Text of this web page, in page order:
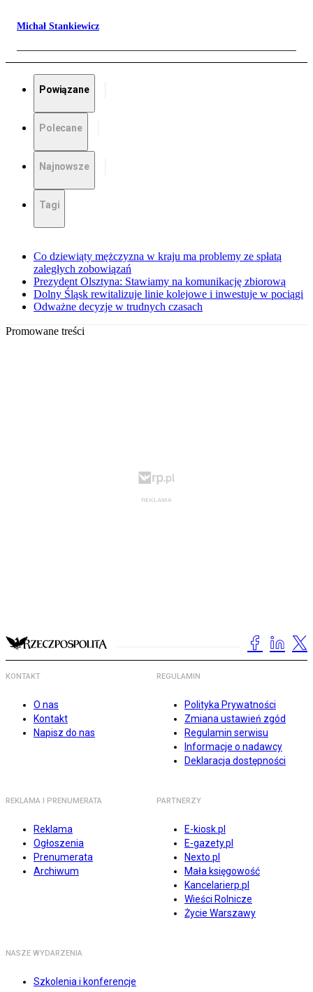
Michał Stankiewicz
Powiązane
Polecane
Najnowsze
Tagi
Co dziewiąty mężczyzna w kraju ma problemy ze spłatą
zaległych zobowiązań
Prezydent Olsztyna: Stawiamy na komunikację zbiorową
Dolny Śląsk rewitalizuje linie kolejowe i inwestuje w pociągi
Odważne decyzje w trudnych czasach
Promowane treści
KONTAKT
O nas
Kontakt
Napisz do nas
REGULAMIN
Polityka Prywatności
Zmiana ustawień zgód
Regulamin serwisu
Informacje o nadawcy
Deklaracja dostępności
REKLAMA I PRENUMERATA
Reklama
Ogłoszenia
Prenumerata
Archiwum
PARTNERZY
E-kiosk.pl
E-gazety.pl
Nexto.pl
Mała księgowość
Kancelarierp.pl
Wieści Rolnicze
Życie Warszawy
NASZE WYDARZENIA
Szkolenia i konferencje